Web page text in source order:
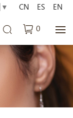
▼
0
CN ES EN